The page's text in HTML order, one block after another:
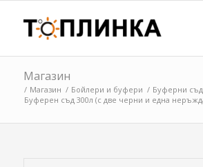
Магазин
/ Магазин / Бойлери и буфери / Буферни
Буферен съд 300л (с две черни и една